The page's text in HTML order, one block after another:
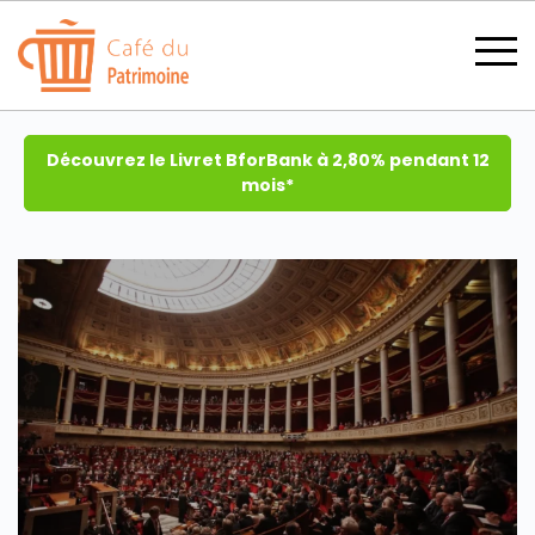
SECTIONS
CATÉGORIES
TOUS LES THÈMES
Découvrez le Livret BforBank à 2,80% pendant 12
mois*